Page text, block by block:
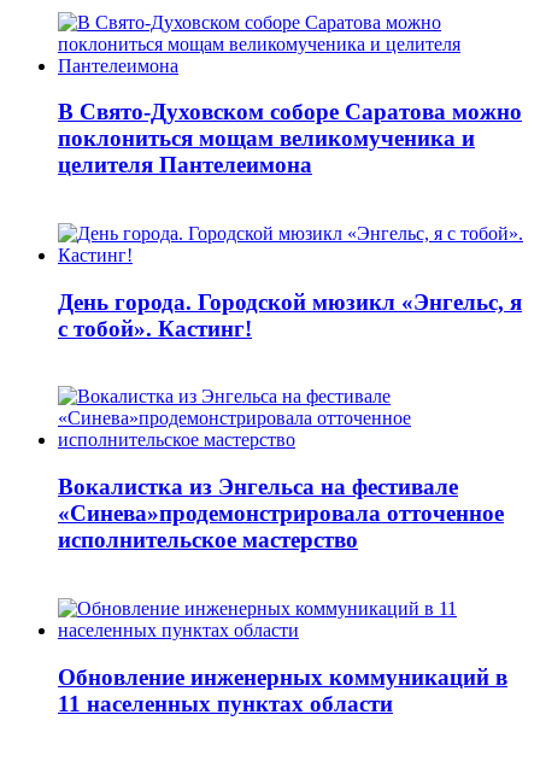
В Свято-Духовском соборе Саратова можно
поклониться мощам великомученика и
целителя Пантелеимона
День города. Городской мюзикл «Энгельс, я
с тобой». Кастинг!
Вокалистка из Энгельса на фестивале
«Синева»продемонстрировала отточенное
исполнительское мастерство
Обновление инженерных коммуникаций в
11 населенных пунктах области